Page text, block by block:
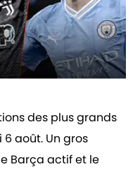
des plus grands
août. Un gros
Barça actif et le